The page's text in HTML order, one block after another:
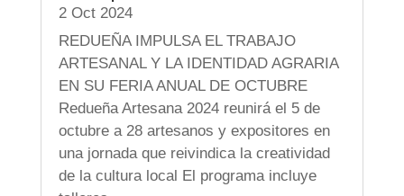
2 Oct 2024
REDUEÑA IMPULSA EL TRABAJO
ARTESANAL Y LA IDENTIDAD AGRARIA
EN SU FERIA ANUAL DE OCTUBRE
Redueña Artesana 2024 reunirá el 5 de
octubre a 28 artesanos y expositores en
una jornada que reivindica la creatividad
de la cultura local El programa incluye